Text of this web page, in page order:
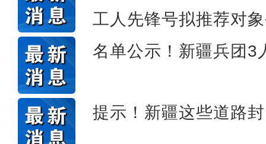
工人先锋号拟推荐对
名单公示！新疆兵团3
提示！新疆这些道路
实拍新疆乌孙山